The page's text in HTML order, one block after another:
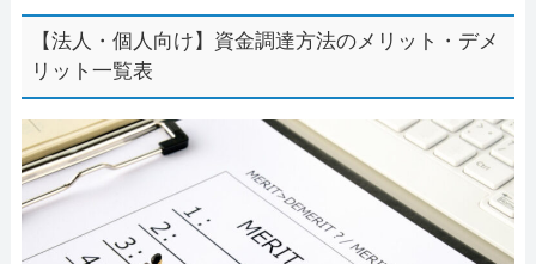
【法人・個人向け】資金調達方法のメリット・デメ
リット一覧表